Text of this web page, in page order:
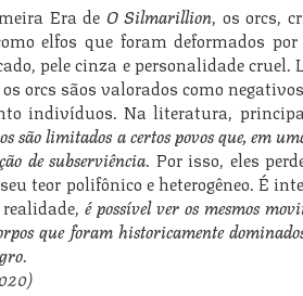
Era de O Silmarillion, os orcs,
elfos que foram deformados por
pele cinza e personalidade cruel.
orcs sãos valorados como
indivíduos. Na literatura,
são limitados a certos povos que, em
de subserviência. Por isso, eles
teor polifônico e heterogêneo. É
é possível ver os mesmos
que foram historicamente
.